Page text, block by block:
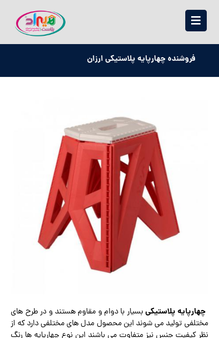
فروشنده چهارپایه پلاستیکی ارزان
چهارپایه پلاستیکی بسیار با دوام و مقاوم هستند و در طرح های
مختلفی تولید می شوند این محصول مدل های مختلفی دارد که از
نظر کیفیت جنس نیز متفاوت می باشند این نوع چهارپایه ها رنگ